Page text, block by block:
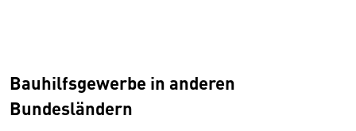
Bauhilfsgewerbe in anderen
Bundesländern